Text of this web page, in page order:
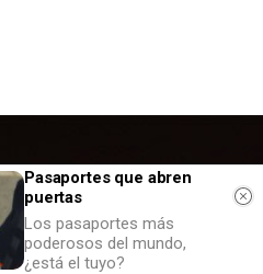
Pasaportes que abren
puertas
Los pasaportes más
poderosos del mundo,
¿está el tuyo?